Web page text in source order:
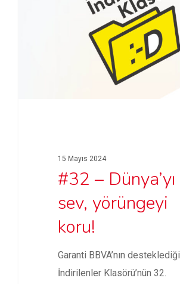
15 Mayıs 2024
#32 – Dünya’yı
sev, yörüngeyi
koru!
Garanti BBVA’nın desteklediği
İndirilenler Klasörü’nün 32.